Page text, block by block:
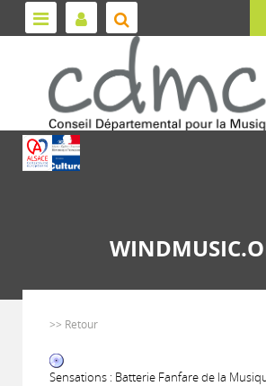
>> Retour
Sensations : Batterie Fanfare de la